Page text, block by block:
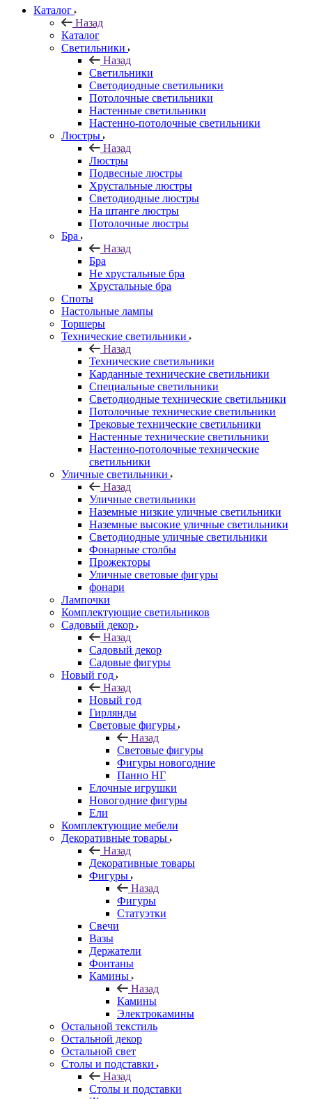
Каталог
Назад
Каталог
Светильники
Назад
Светильники
Светодиодные светильники
Потолочные светильники
Настенные светильники
Настенно-потолочные светильники
Люстры
Назад
Люстры
Подвесные люстры
Хрустальные люстры
Светодиодные люстры
На штанге люстры
Потолочные люстры
Бра
Назад
Бра
Не хрустальные бра
Хрустальные бра
Споты
Настольные лампы
Торшеры
Технические светильники
Назад
Технические светильники
Карданные технические светильники
Специальные светильники
Светодиодные технические светильники
Потолочные технические светильники
Трековые технические светильники
Настенные технические светильники
Настенно-потолочные технические
светильники
Уличные светильники
Назад
Уличные светильники
Наземные низкие уличные светильники
Наземные высокие уличные светильники
Светодиодные уличные светильники
Фонарные столбы
Прожекторы
Уличные световые фигуры
фонари
Лампочки
Комплектующие светильников
Садовый декор
Назад
Садовый декор
Садовые фигуры
Новый год
Назад
Новый год
Гирлянды
Световые фигуры
Назад
Световые фигуры
Фигуры новогодние
Панно НГ
Елочные игрушки
Новогодние фигуры
Ели
Комплектующие мебели
Декоративные товары
Назад
Декоративные товары
Фигуры
Назад
Фигуры
Статуэтки
Свечи
Вазы
Держатели
Фонтаны
Камины
Назад
Камины
Электрокамины
Остальной текстиль
Остальной декор
Остальной свет
Столы и подставки
Назад
Столы и подставки